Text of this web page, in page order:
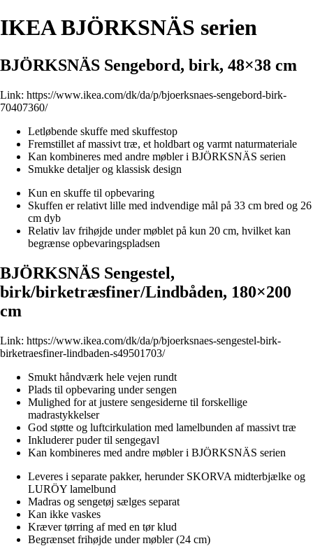
IKEA BJÖRKSNÄS serien
BJÖRKSNÄS Sengebord, birk, 48×38 cm
Link: https://www.ikea.com/dk/da/p/bjoerksnaes-sengebord-birk-
70407360/
Letløbende skuffe med skuffestop
Fremstillet af massivt træ, et holdbart og varmt naturmateriale
Kan kombineres med andre møbler i BJÖRKSNÄS serien
Smukke detaljer og klassisk design
Kun en skuffe til opbevaring
Skuffen er relativt lille med indvendige mål på 33 cm bred og 26
cm dyb
Relativ lav frihøjde under møblet på kun 20 cm, hvilket kan
begrænse opbevaringspladsen
BJÖRKSNÄS Sengestel,
birk/birketræsfiner/Lindbåden, 180×200
cm
Link: https://www.ikea.com/dk/da/p/bjoerksnaes-sengestel-birk-
birketraesfiner-lindbaden-s49501703/
Smukt håndværk hele vejen rundt
Plads til opbevaring under sengen
Mulighed for at justere sengesiderne til forskellige
madrastykkelser
God støtte og luftcirkulation med lamelbunden af massivt træ
Inkluderer puder til sengegavl
Kan kombineres med andre møbler i BJÖRKSNÄS serien
Leveres i separate pakker, herunder SKORVA midterbjælke og
LURÖY lamelbund
Madras og sengetøj sælges separat
Kan ikke vaskes
Kræver tørring af med en tør klud
Begrænset frihøjde under møbler (24 cm)